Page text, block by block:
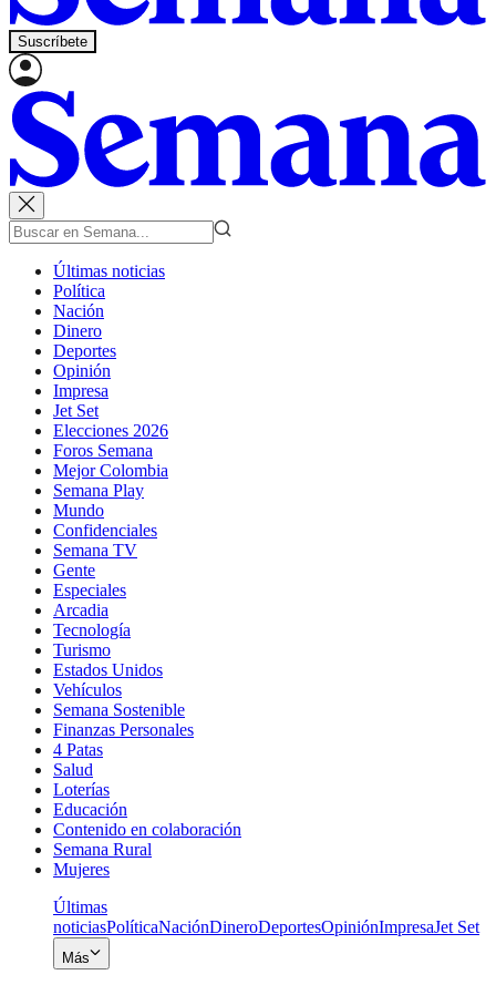
Suscríbete
Últimas noticias
Política
Nación
Dinero
Deportes
Opinión
Impresa
Jet Set
Elecciones 2026
Foros Semana
Mejor Colombia
Semana Play
Mundo
Confidenciales
Semana TV
Gente
Especiales
Arcadia
Tecnología
Turismo
Estados Unidos
Vehículos
Semana Sostenible
Finanzas Personales
4 Patas
Salud
Loterías
Educación
Contenido en colaboración
Semana Rural
Mujeres
Últimas
noticiasPolíticaNaciónDineroDeportesOpiniónImpresaJet Set
Más